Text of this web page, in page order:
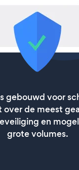
gebouwd voor
over de meest
en
grote volumes.